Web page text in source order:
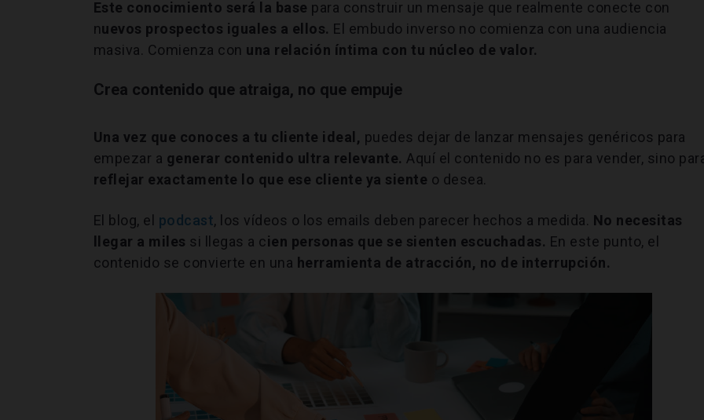
Este conocimiento será la base para construir un mensaje que realmente conecte con
nuevos prospectos iguales a ellos. El embudo inverso no comienza con una audiencia
masiva. Comienza con una relación íntima con tu núcleo de valor.
Crea contenido que atraiga, no que empuje
Una vez que conoces a tu cliente ideal, puedes dejar de lanzar mensajes genéricos para
empezar a generar contenido ultra relevante. Aquí el contenido no es para vender, sino
reflejar exactamente lo que ese cliente ya siente o desea.
El blog, el podcast, los vídeos o los emails deben parecer hechos a medida. No necesitas
llegar a miles si llegas a cien personas que se sienten escuchadas. En este punto, el
contenido se convierte en una herramienta de atracción, no de interrupción.